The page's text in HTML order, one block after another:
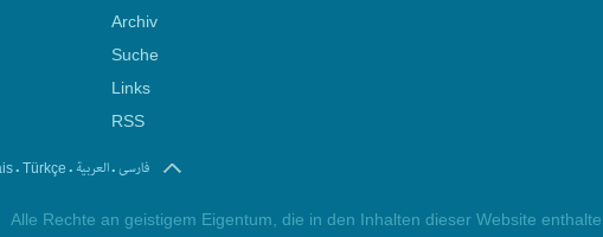
Archiv
Suche
Links
RSS
. Türkçe . العربیة.فارسی
Alle Rechte an geistigem Eigentum, die in den Inhalten dieser Website